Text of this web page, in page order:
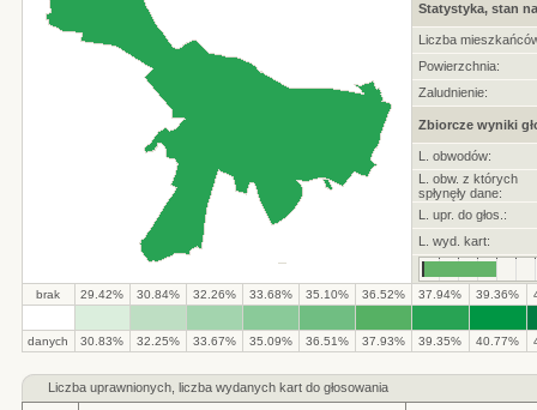
Statystyka, stan
Liczba
Powierzchnia:
Zaludnienie:
Zbiorcze wyniki
L. obwodów:
L. obw. z których
spłynęły dane:
L. upr. do głos.:
L. wyd. kart:
brak 29.42% 30.84% 32.26% 33.68% 35.10% 36.52% 37.94% 39.36%
danych 30.83% 32.25% 33.67% 35.09% 36.51% 37.93% 39.35% 40.77%
Liczbauprawnionych, liczba wydanych kart do głosowania